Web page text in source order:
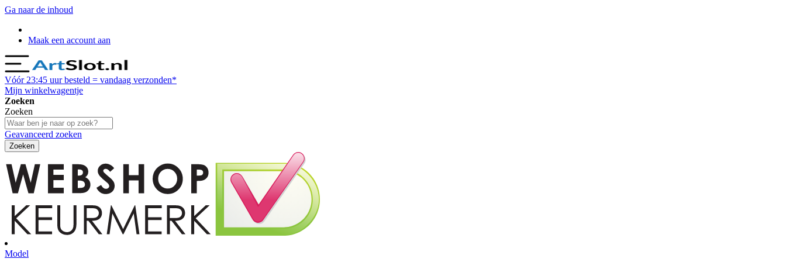
Ga naar de inhoud
Maak een account aan
Vóór 23:45 uur besteld = vandaag verzonden*
Mijn winkelwagentje
Zoeken
Zoeken
Geavanceerd zoeken
Zoeken
Model